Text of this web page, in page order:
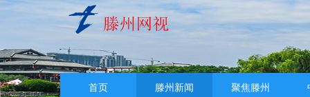
首页 滕州新闻 聚焦滕州